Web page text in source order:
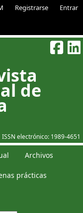
Registrarse Entrar
ISSN electrónico: 1989-4651
de
Archivos
prácticas